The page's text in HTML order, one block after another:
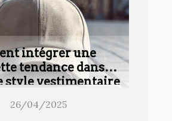
intégrer une
tendance dans
style vestimentaire
26/04/2025